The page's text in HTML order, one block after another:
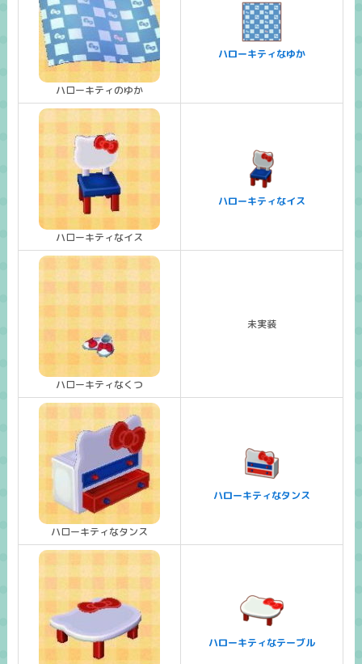
ハローキティのゆか
ハローキティなゆか
ハローキティなイス
ハローキティなイス
ハローキティなくつ
未実装
ハローキティなタンス
ハローキティなタンス
ハローキティなテーブル